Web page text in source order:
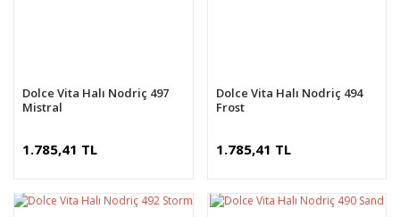
Dolce Vita Halı Nodriç 497
Mistral
1.785,41 TL
Dolce Vita Halı Nodriç 494
Frost
1.785,41 TL